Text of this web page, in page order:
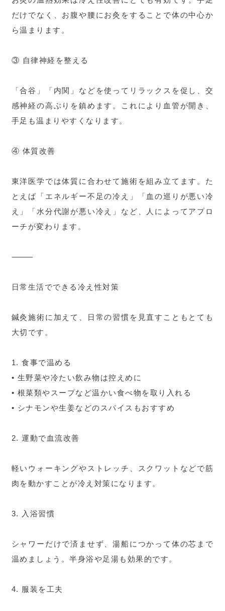
だけでなく、お腹や腰にお灸をすることで体の中心か
ら温まります。
③ 自律神経を整える
「合谷」「内関」などを使ってリラックスを促し、交
感神経の高ぶりを鎮めます。これにより血管が開き、
手足も温まりやすくなります。
④ 体質改善
東洋医学では体質に合わせて施術を組み立てます。た
とえば「エネルギー不足の冷え」「血の巡りが悪い冷
え」「水分代謝が悪い冷え」など、人によってアプロ
ーチが変わります。
⸻
日常生活でできる冷え性対策
鍼灸施術に加えて、日常の習慣を見直すこともとても
大切です。
1. 食事で温める
• 生野菜や冷たい飲み物は控えめに
• 根菜類やスープなど温かい食べ物を取り入れる
• シナモンや生姜などのスパイスもおすすめ
2. 運動で血流改善
軽いウォーキングやストレッチ、スクワットなどで筋
肉を動かすことが冷え対策になります。
3. 入浴習慣
シャワーだけで済ませず、湯船につかって体の芯まで
温めましょう。半身浴や足湯も効果的です。
4. 服装を工夫